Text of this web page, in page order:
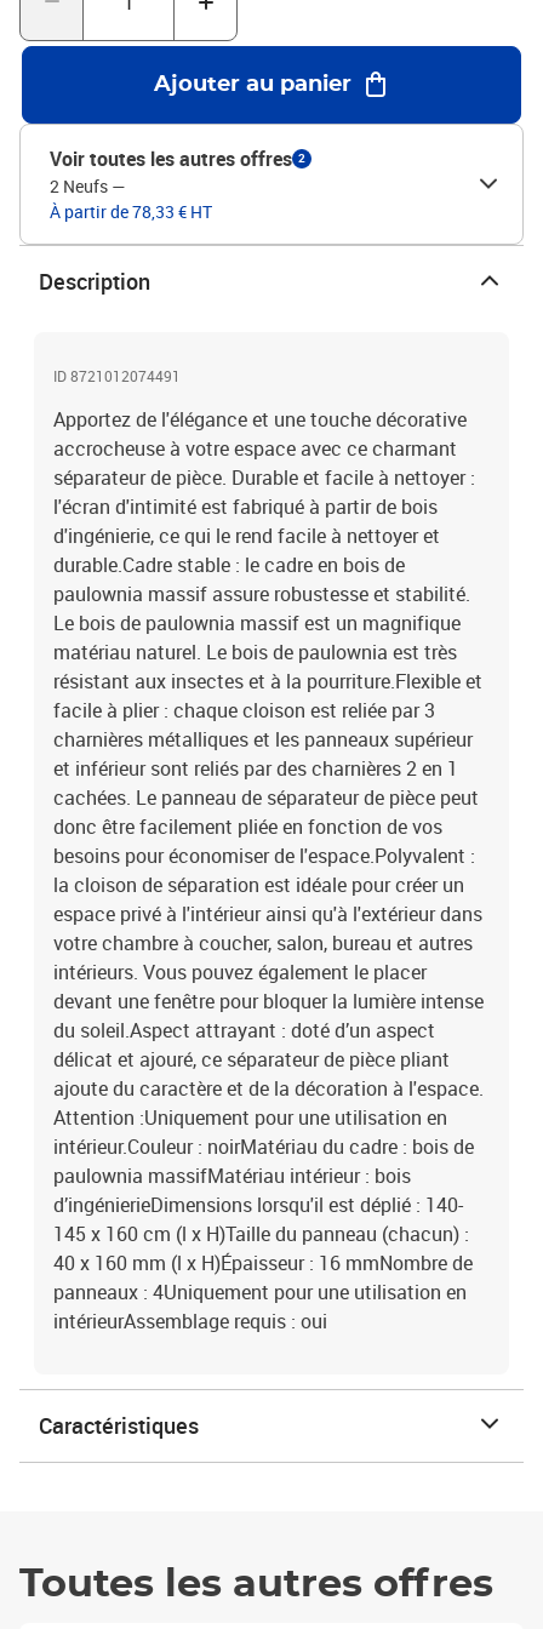
intérieurs. Vous pouvez également le placer devant une fenêtre
pour bloquer la lumière intense du soleil.Aspect attrayant : doté
d’un aspect délicat et ajouré, ce séparateur de pièce pliant ajoute
du caractère et de la décoration à l'espace. Attention :Uniquement
pour une utilisation en intérieur.Couleur : noirMatériau du cadre :
bois de paulownia massifMatériau intérieur : bois
d’ingénierieDimensions lorsqu'il est déplié : 140-145 x 160 cm (l x
H)Taille du panneau (chacun) : 40 x 160 mm (l x H)Épaisseur : 16
mmNombre de panneaux : 4Uniquement pour une utilisation en
intérieurAssemblage requis : oui
Ajouter au panier
Voir toutes les autres offres 2
2 Neufs —
À partir de 78,33 € HT
Description
ID 8721012074491
Apportez de l'élégance et une touche décorative
accrocheuse à votre espace avec ce charmant
séparateur de pièce. Durable et facile à nettoyer :
l'écran d'intimité est fabriqué à partir de bois
d'ingénierie, ce qui le rend facile à nettoyer et
durable.Cadre stable : le cadre en bois de
paulownia massif assure robustesse et stabilité.
Le bois de paulownia massif est un magnifique
matériau naturel. Le bois de paulownia est très
résistant aux insectes et à la pourriture.Flexible et
facile à plier : chaque cloison est reliée par 3
charnières métalliques et les panneaux supérieur
et inférieur sont reliés par des charnières 2 en 1
cachées. Le panneau de séparateur de pièce peut
donc être facilement pliée en fonction de vos
besoins pour économiser de l'espace.Polyvalent :
la cloison de séparation est idéale pour créer un
espace privé à l'intérieur ainsi qu'à l'extérieur dans
votre chambre à coucher, salon, bureau et autres
intérieurs. Vous pouvez également le placer
devant une fenêtre pour bloquer la lumière intense
du soleil.Aspect attrayant : doté d’un aspect
délicat et ajouré, ce séparateur de pièce pliant
ajoute du caractère et de la décoration à l'espace.
Attention :Uniquement pour une utilisation en
intérieur.Couleur : noirMatériau du cadre : bois de
paulownia massifMatériau intérieur : bois
d’ingénierieDimensions lorsqu'il est déplié : 140-
145 x 160 cm (l x H)Taille du panneau (chacun) :
40 x 160 mm (l x H)Épaisseur : 16 mmNombre de
panneaux : 4Uniquement pour une utilisation en
intérieurAssemblage requis : oui
Caractéristiques
Toutes les autres offres